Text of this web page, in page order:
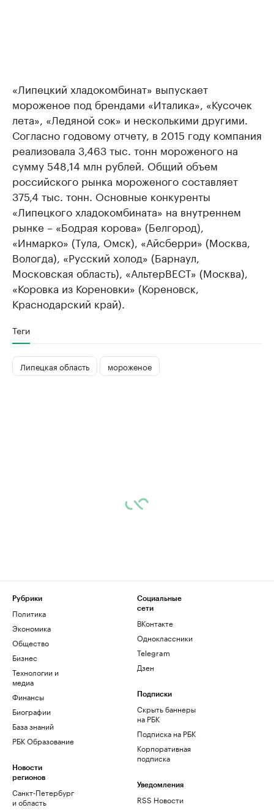
«Липецкий хладокомбинат» выпускает
мороженое под брендами «Италика», «Кусочек
лета», «Ледяной сок» и несколькими другими.
Согласно годовому отчету, в 2015 году компания
реализовала 3,463 тыс. тонн мороженого на
сумму 548,14 млн рублей. Общий объем
российского рынка мороженого составляет
375,4 тыс. тонн. Основные конкуренты
«Липецкого хладокомбината» на внутреннем
рынке – «Бодрая корова» (Белгород),
«Инмарко» (Тула, Омск), «Айсберри» (Москва,
Вологда), «Русский холод» (Барнаул,
Московская область), «АльтерВЕСТ» (Москва),
«Коровка из Кореновки» (Кореновск,
Краснодарский край).
Теги
Липецкая область мороженое
Рубрики
Политика
Экономика
Общество
Бизнес
Технологии и
медиа
Финансы
Биографии
База знаний
РБК Образование
Новости
регионов
Санкт-Петербург
и область
Социальные
сети
ВКонтакте
Одноклассники
Telegram
Дзен
Подписки
Скрыть баннеры
на РБК
Подписка на РБК
Корпоративная
подписка
Уведомления
RSS Новости